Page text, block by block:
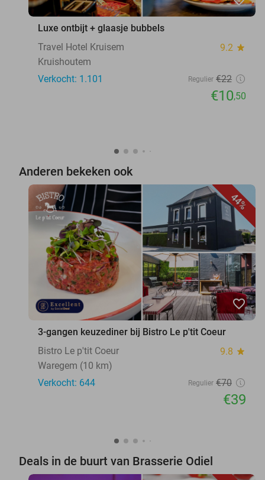
Luxe ontbijt + glaasje bubbels
Travel Hotel Kruisem
9.2 star
Kruishoutem
Verkocht: 1.101
Regulier €22
€10,50
Anderen bekeken ook
44%
favorite_border
3-gangen keuzediner bij Bistro Le p'tit Coeur
Bistro Le p'tit Coeur
9.8 star
Waregem (10 km)
Verkocht: 644
Regulier €70
€39
Deals in de buurt van Brasserie Odiel